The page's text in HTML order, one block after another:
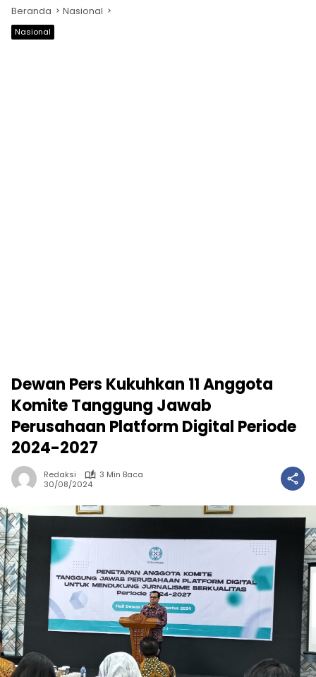
Beranda Nasional
Nasional
Dewan Pers Kukuhkan 11 Anggota
Komite Tanggung Jawab
Perusahaan Platform Digital Periode
2024-2027
Redaksi
3 Min Baca
30/08/2024